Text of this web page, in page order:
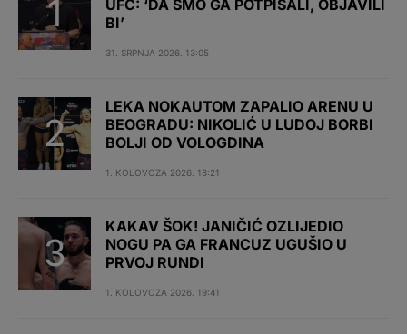
UFC: ‘DA SMO GA POTPISALI, OBJAVILI
BI’
31. SRPNJA 2026. 13:05
LEKA NOKAUTOM ZAPALIO ARENU U
BEOGRADU: NIKOLIĆ U LUDOJ BORBI
BOLJI OD VOLOGDINA
1. KOLOVOZA 2026. 18:21
KAKAV ŠOK! JANIČIĆ OZLIJEDIO
NOGU PA GA FRANCUZ UGUŠIO U
PRVOJ RUNDI
1. KOLOVOZA 2026. 19:41